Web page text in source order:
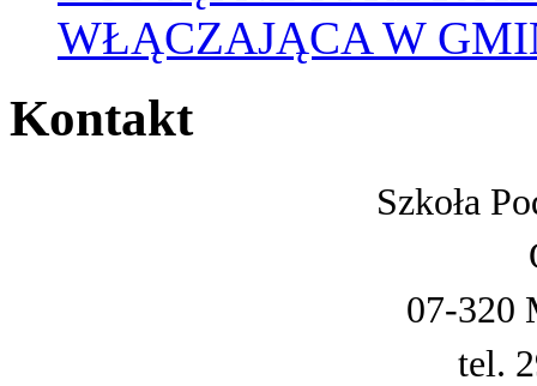
WŁĄCZAJĄCA W
Kontakt
Szkoła
07-320
tel.